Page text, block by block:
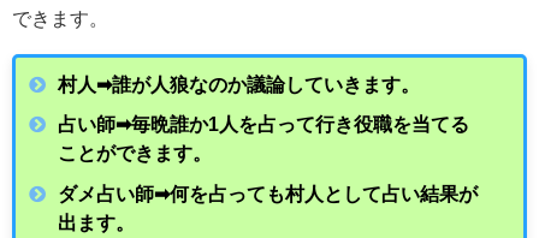
できます。
村人➡︎誰が人狼なのか議論していきます。
占い師➡︎毎晩誰か1人を占って行き役職を当てる
ことができます。
ダメ占い師➡︎何を占っても村人として占い結果が
出ます。